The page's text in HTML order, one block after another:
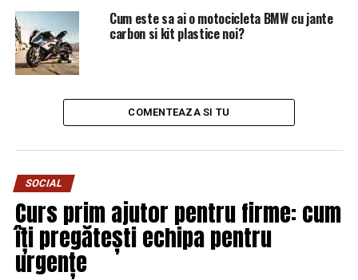
semnificativ experiența de conducere și siguranța ta în
trafic.Unimotors.ro îți oferă faruri moto
tehnologii în domeniu, cu servicii complete de la
ARTICOLE PE ACEIASI TEMA:
ACCESORII MOTO
Top locatii pentru evenimente aproape de Bucuresti –
natura, eleganta si accesibilitate
NU RATATI
Casă nouă? Când e momentul potrivit să alegi o centrală
pe combustibil solid
Cum este sa ai o motocicleta BMW cu jante
carbon si kit plastice noi?
COMENTEAZA SI TU
SOCIAL
Curs prim ajutor pentru firme: cum
îți pregătești echipa pentru
urgențe